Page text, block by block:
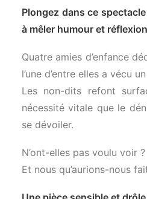
Plongez dans ce
à mêler humour et
Quatre amies d’enfance
l’une d’entre elles a vécu
Les non-dits refont
nécessité vitale que le
se dévoiler.
N’ont-elles pas voulu voir ?
Et nous qu’aurions-nous